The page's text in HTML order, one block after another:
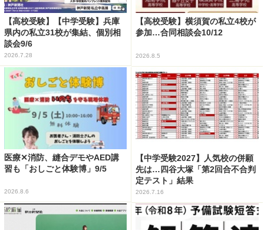
【高校受験】【中学受験】兵庫
県内の私立31校が集結、個別相
談会9/6
2026.7.28
【高校受験】横須賀の私立4校が
参加…合同相談会10/12
2026.8.5
医療✕消防、縫合デモやAED講
習も「おしごと体験博」9/5
2026.8.6
【中学受験2027】人気校の併願
先は…四谷大塚「第2回合不合判
定テスト」結果
2026.7.16